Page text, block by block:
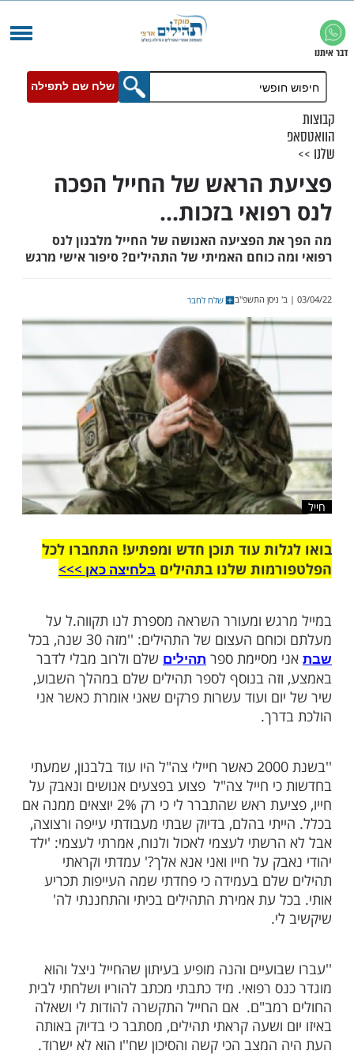
שלח שם לתפילה
הראש של החייל הפכה
בזכות...
הפציעה האנושה של החייל מלבנון לנס
כוחם האמיתי של התהילים? סיפור אישי מרגש
שלח לחבר
עוד תוכן חדש ומפתיע! התחברו לכל
שלנו בתהילים בלחיצה כאן >>>​
ומעורר השראה מספרת לנו תקווה.ל על
העצום של התהילים: ''מזה 30 שנה, בכל
מסיימת ספרתהיליםשלם ולרוב מבלי לדבר
בנוסף לספר תהילים שלם במהלך השבוע,
ועוד עשרות פרקים שאני אומרת כאשר אני
''בשנת 2000 כאשר חיילי צה"ל היו עוד בלבנון, שמעתי
חייל צה"ל פצוע בפצעים אנושים ונאבק על
חייו, פציעת ראש שהתברר לי כי רק 2% יוצאים ממנה אם
בהלם, בדיוק שבתי מעבודתי עייפה ורצוצה,
לעצמי לאכול ולנוח, אמרתי לעצמי: 'ילד